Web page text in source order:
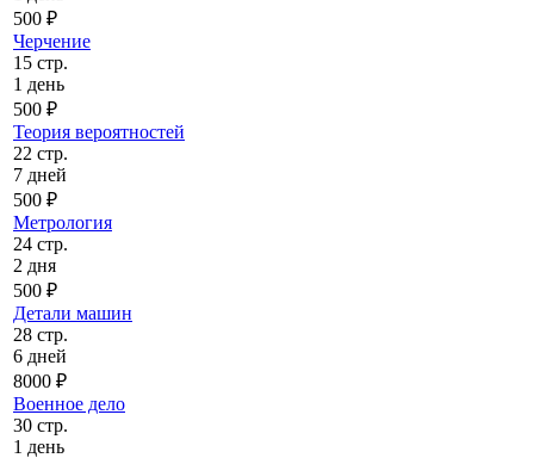
500 ₽
Черчение
15 стр.
1 день
500 ₽
Теория вероятностей
22 стр.
7 дней
500 ₽
Метрология
24 стр.
2 дня
500 ₽
Детали машин
28 стр.
6 дней
8000 ₽
Военное дело
30 стр.
1 день